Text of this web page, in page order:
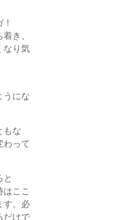
き、
なり気
うにな
もな
わって
と
ここ
す。必
だけで